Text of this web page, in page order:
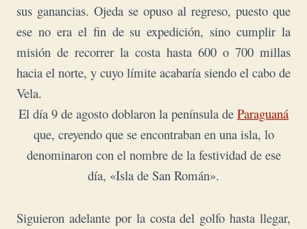
sus ganancias. Ojeda se opuso al regreso, puesto que
ese no era el fin de su expedición, sino cumplir la
misión de recorrer la costa hasta 600 o 700 millas
hacia el norte, y cuyo límite acabaría siendo el cabo de
Vela.
El día 9 de agosto doblaron la península de Paraguaná
que, creyendo que se encontraban en una isla, lo
denominaron con el nombre de la festividad de ese
día, «Isla de San Román».
Siguieron adelante por la costa del golfo hasta llegar,